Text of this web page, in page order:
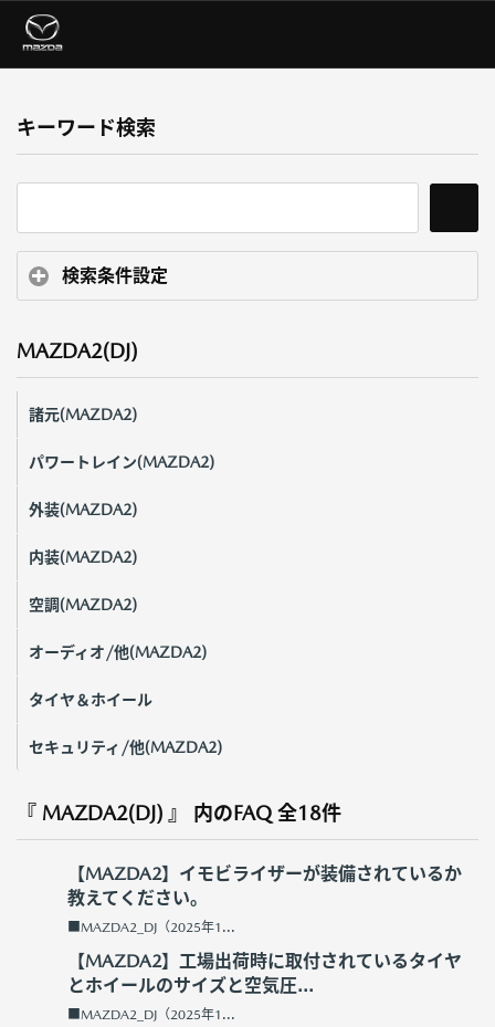
キーワード検索
検索条件設定
MAZDA2(DJ)
諸元(MAZDA2)
パワートレイン(MAZDA2)
外装(MAZDA2)
内装(MAZDA2)
空調(MAZDA2)
オーディオ/他(MAZDA2)
タイヤ＆ホイール
セキュリティ/他(MAZDA2)
『 MAZDA2(DJ) 』 内のFAQ 全18件
【MAZDA2】イモビライザーが装備されているか
教えてください。
■MAZDA2_DJ（2025年1...
【MAZDA2】工場出荷時に取付されているタイヤ
とホイールのサイズと空気圧...
■MAZDA2_DJ（2025年1...